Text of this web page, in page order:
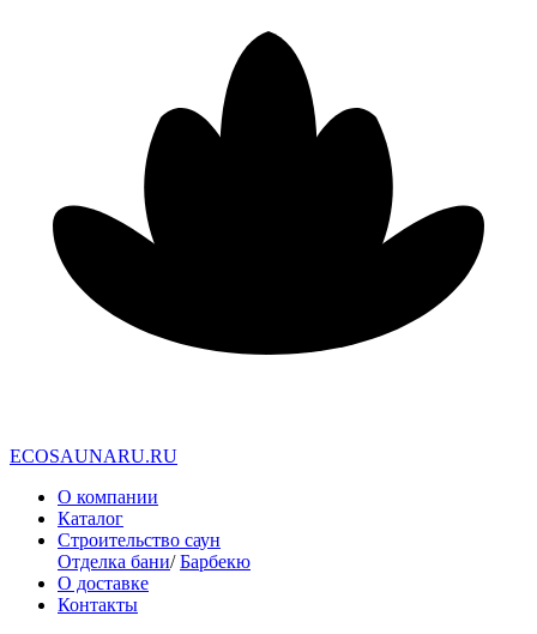
ECOSAUNARU.RU
О компании
Каталог
Строительство саун
Отделка бани/Барбекю
О доставке
Контакты